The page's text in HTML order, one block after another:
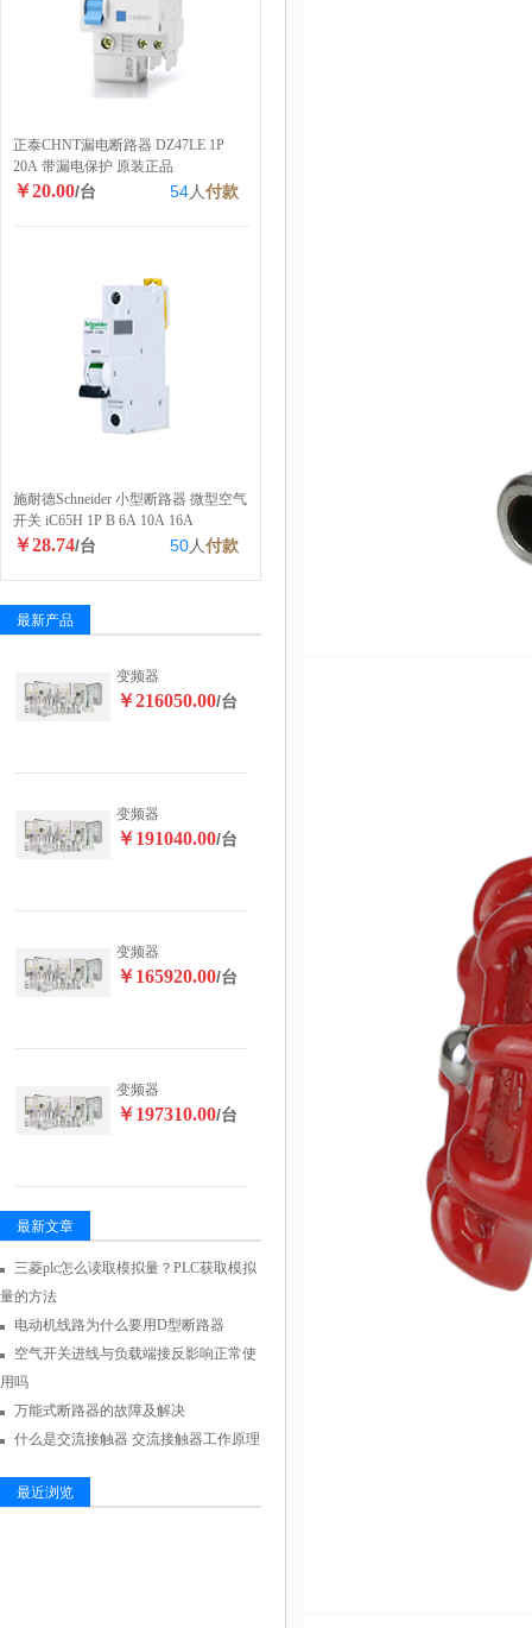
正泰CHNT漏电断路器 DZ47LE 1P
20A 带漏电保护 原装正品
￥20.00/台 54人付款
施耐德Schneider 小型断路器 微型空气
开关 iC65H 1P B 6A 10A 16A
￥28.74/台 50人付款
最新产品
变频器
￥216050.00/台
变频器
￥191040.00/台
变频器
￥165920.00/台
变频器
￥197310.00/台
最新文章
三菱plc怎么读取模拟量？PLC获取模拟
量的方法
电动机线路为什么要用D型断路器
空气开关进线与负载端接反影响正常使
用吗
万能式断路器的故障及解决
什么是交流接触器 交流接触器工作原理
最近浏览